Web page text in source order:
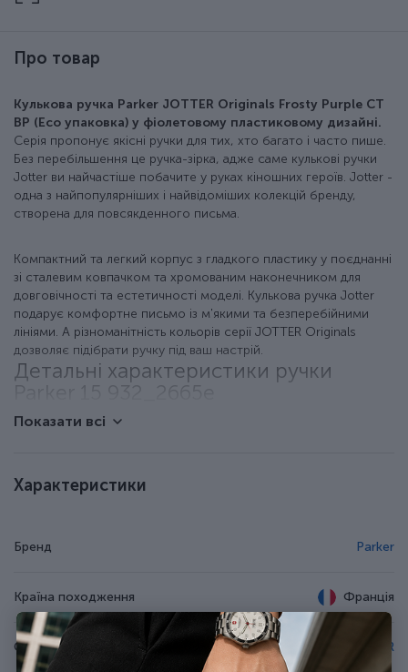
Про товар
Кулькова ручка Parker JOTTER Originals Frosty Purple CT
BP (Eco упаковка) у фіолетовому пластиковому дизайні.
Серія пропонує якісні ручки для тих, хто багато і часто пише.
Без перебільшення це ручка-зірка, адже саме кулькові ручки
Jotter ви найчастіше побачите у руках кіношних героїв. Jotter -
одна з найпопулярніших і найвідоміших колекцій бренду,
створена для повсякденного письма.
Компактний та легкий корпус з гладкого пластику у поєднанні
зі сталевим ковпачком та хромованим наконечником для
довговічності та естетичності моделі. Кулькова ручка Jotter
подарує комфортне письмо із м'якими та безперебійними
лініями. А різноманітність кольорів серії JOTTER Originals
дозволяє підібрати ручку під ваш настрій.
Детальні характеристики ручки
Parker 15 932_2665e
Модель із колекції JOTTER Originals.
Нижня частина корпуса – глянцевий пластик; ковпачок -
Ручка постачається з оригінальним стрижнем QuinkFlow
Стрижень у ручці змінний, тому ручкою ви
насолоджуватиметеся довгі роки.
До ручки підходять кулькові та гелеві стрижні Parker
(продаються також на нашому сайті в розділі Витратні
матеріали).
Показати всі
Характеристики
Бренд Parker
Країна походження Франція
Серія JOTTER